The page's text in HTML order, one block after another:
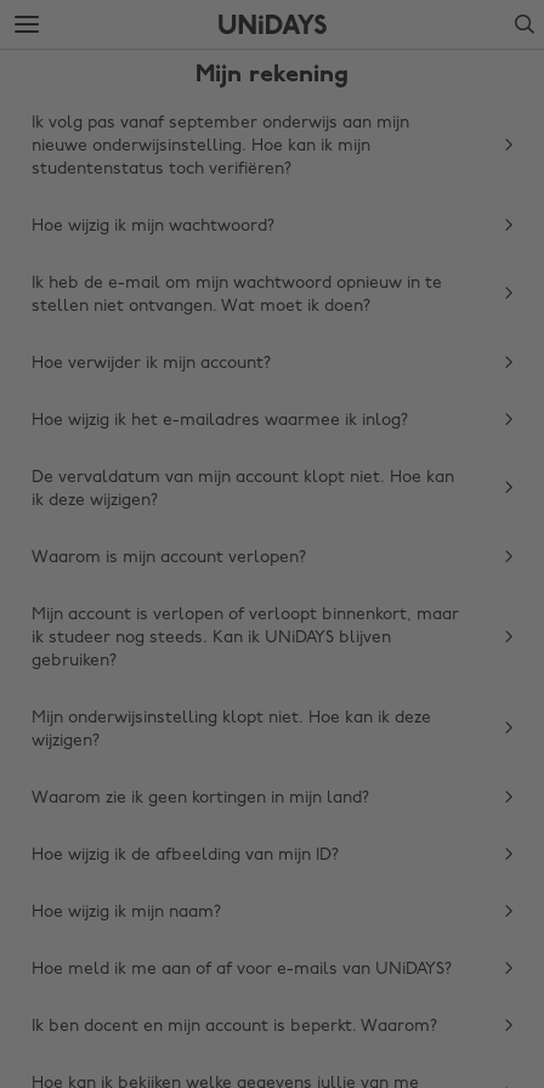
Verdergaan
naar
Verdergaan
naar
Search
Mijn rekening
Ik volg pas vanaf september onderwijs aan mijn
nieuwe onderwijsinstelling. Hoe kan ik mijn
studentenstatus toch verifiëren?
Hoe wijzig ik mijn wachtwoord?
Ik heb de e-mail om mijn wachtwoord opnieuw in te
stellen niet ontvangen. Wat moet ik doen?
Hoe verwijder ik mijn account?
Hoe wijzig ik het e-mailadres waarmee ik inlog?
De vervaldatum van mijn account klopt niet. Hoe kan
ik deze wijzigen?
Waarom is mijn account verlopen?
Mijn account is verlopen of verloopt binnenkort, maar
ik studeer nog steeds. Kan ik UNiDAYS blijven
gebruiken?
Mijn onderwijsinstelling klopt niet. Hoe kan ik deze
wijzigen?
Waarom zie ik geen kortingen in mijn land?
Hoe wijzig ik de afbeelding van mijn ID?
Hoe wijzig ik mijn naam?
Hoe meld ik me aan of af voor e-mails van UNiDAYS?
Ik ben docent en mijn account is beperkt. Waarom?
Hoe kan ik bekijken welke gegevens jullie van me
Brasil
Canada
Norge
Österreich